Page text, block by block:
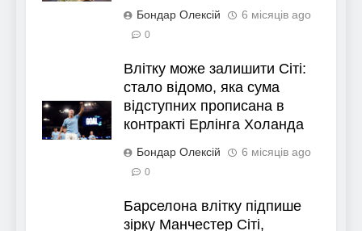
Бондар Олексій 6 місяців ago
0
Влітку може залишити Сіті:
стало відомо, яка сума
відступних прописана в
контракті Ерлінга Холанда
Бондар Олексій 6 місяців ago
0
Барселона влітку підпише
зірку Манчестер Сіті,